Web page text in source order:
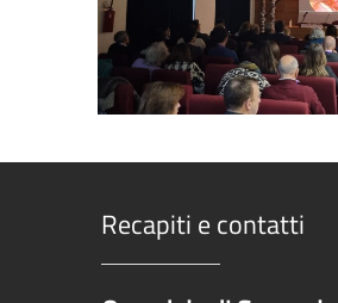
Recapiti e contatti